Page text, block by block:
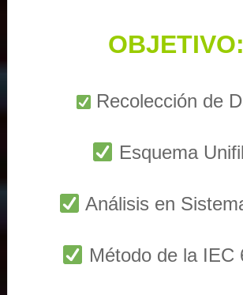
OBJETIVO:
Recolección de
Esquema
Análisis en
Método de la IEC